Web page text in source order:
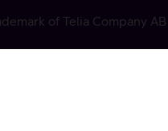
of Telia Company AB